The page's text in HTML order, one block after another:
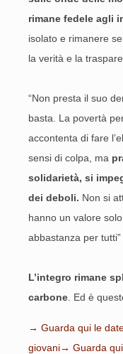
rimane fedele agli
isolato e rimanere
la verità e la
“Non presta il suo
basta. La povertà
accontenta di fare
sensi di colpa, ma
solidarietà, si
dei deboli. Non si
hanno un valore
abbastanza per
L’integro rimane
carbone . Ed è
→ Guarda qui le
giovani→ Guarda